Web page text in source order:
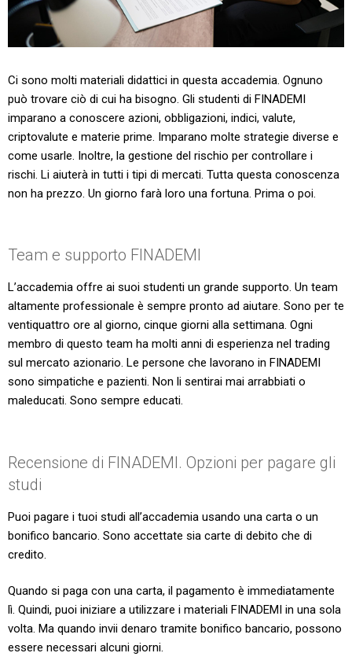
Ci sono molti materiali didattici in questa accademia. Ognuno
può trovare ciò di cui ha bisogno. Gli studenti di FINADEMI
imparano a conoscere azioni, obbligazioni, indici, valute,
criptovalute e materie prime. Imparano molte strategie diverse e
come usarle. Inoltre, la gestione del rischio per controllare i
rischi. Li aiuterà in tutti i tipi di mercati. Tutta questa conoscenza
non ha prezzo. Un giorno farà loro una fortuna. Prima o poi.
Team e supporto FINADEMI
L’accademia offre ai suoi studenti un grande supporto. Un team
altamente professionale è sempre pronto ad aiutare. Sono per te
ventiquattro ore al giorno, cinque giorni alla settimana. Ogni
membro di questo team ha molti anni di esperienza nel trading
sul mercato azionario. Le persone che lavorano in FINADEMI
sono simpatiche e pazienti. Non li sentirai mai arrabbiati o
maleducati. Sono sempre educati.
Recensione di FINADEMI. Opzioni per pagare gli
studi
Puoi pagare i tuoi studi all’accademia usando una carta o un
bonifico bancario. Sono accettate sia carte di debito che di
credito.
Quando si paga con una carta, il pagamento è immediatamente
lì. Quindi, puoi iniziare a utilizzare i materiali FINADEMI in una sola
volta. Ma quando invii denaro tramite bonifico bancario, possono
essere necessari alcuni giorni.